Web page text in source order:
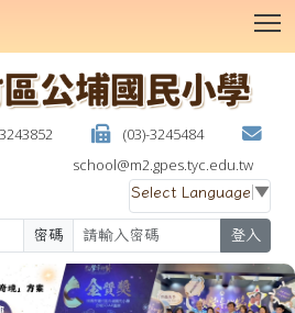
(03)-3245484
school@m2.gpes.tyc.edu.tw
Select Language ▼
密碼 登入